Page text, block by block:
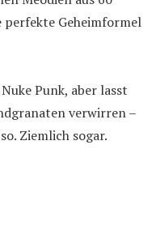
perfekte Geheimformel
Punk, aber lasst
verwirren –
Ziemlich sogar.